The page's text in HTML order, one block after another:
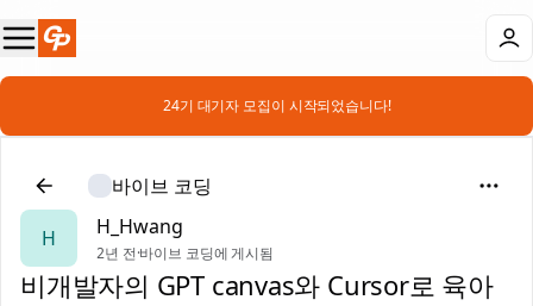
📣 24기 대기자 모집이 시작되었습니다!
바이브 코딩
H
H_Hwang
2년 전·바이브 코딩에 게시됨
비개발자의 GPT canvas와 Cursor로 육아